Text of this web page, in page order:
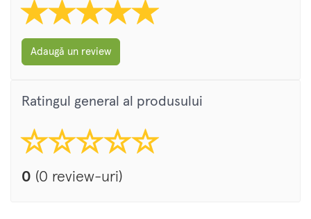
Adaugă un review
Ratingul general al produsului
0 (0 review-uri)